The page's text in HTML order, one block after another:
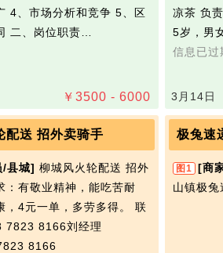
4、市场分析和竞争 5、区
二、岗位职责…
￥ 3500 - 6000
凉茶 负
5岁，男
信息已过
3月14日
配送 招外卖骑手
/县城] 柳城风火轮配送 招外
：有敬业精神，能吃苦耐
，4元一单，多劳多得。 联
7823 8166刘经理
8166
极兔速
图1 [商
山镇极